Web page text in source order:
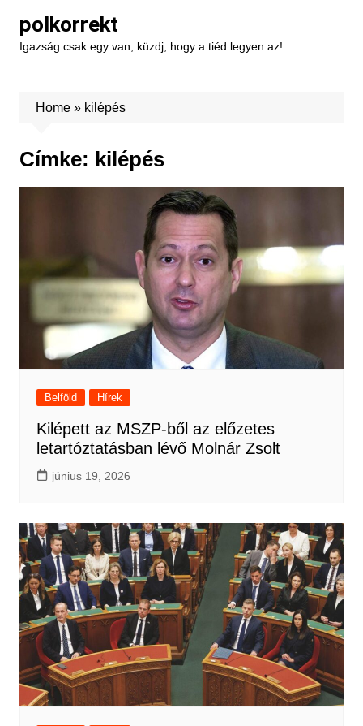
content
polkorrekt
Igazság csak egy van, küzdj, hogy a tiéd legyen az!
Home» kilépés
Címke: kilépés
Belföld Hírek
Kilépett az MSZP-ből az előzetes
letartóztatásban lévő Molnár Zsolt
június 19, 2026